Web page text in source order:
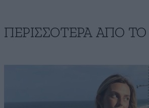
ΠΕΡΙΣΣΟΤΕΡΑ ΑΠΟ ΤΟ